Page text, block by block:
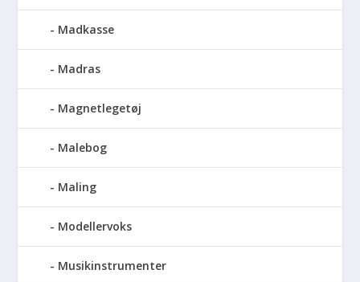
Madkasse
Madras
Magnetlegetøj
Malebog
Maling
Modellervoks
Musikinstrumenter